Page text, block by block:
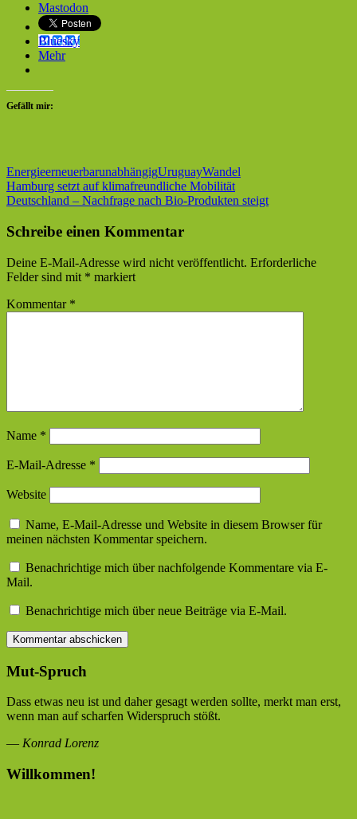
Mastodon
Bluesky
Mehr
Gefällt mir:
EnergieerneuerbarunabhängigUruguayWandel
Beitragsnavigation
Vorheriger
Beitrag:
Hamburg setzt auf klimafreundliche Mobilität
Nächster
Deutschland – Nachfrage nach Bio-Produkten steigt
Schreibe einen Kommentar
Deine E-Mail-Adresse wird nicht veröffentlicht. Erforderliche
Felder sind mit * markiert
Kommentar *
Name *
E-Mail-Adresse *
Website
Name, E-Mail-Adresse und Website in diesem Browser für
meinen nächsten Kommentar speichern.
Benachrichtige mich über nachfolgende Kommentare via E-
Mail.
Benachrichtige mich über neue Beiträge via E-Mail.
Mut-Spruch
Dass etwas neu ist und daher gesagt werden sollte, merkt man erst,
wenn man auf scharfen Widerspruch stößt.
— Konrad Lorenz
Willkommen!